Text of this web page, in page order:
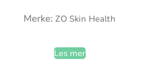
Merke:ZO Skin Health
Les mer